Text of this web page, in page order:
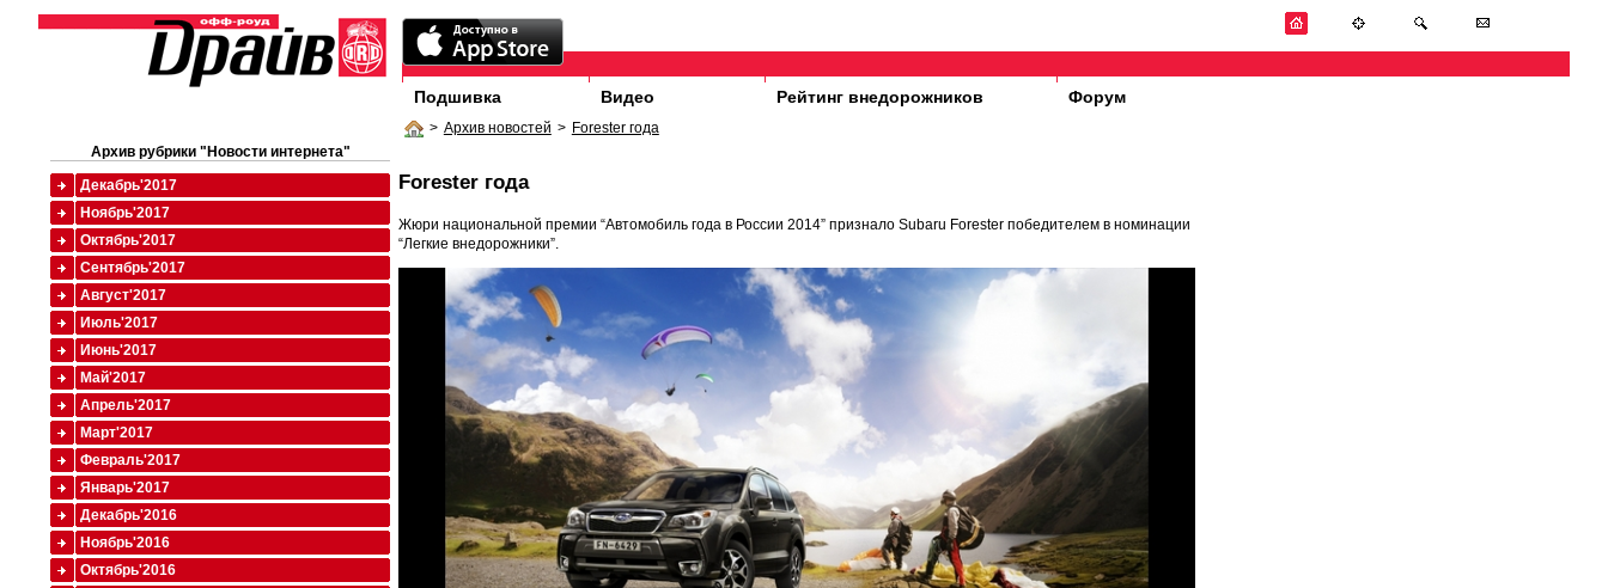
Подшивка Видео Рейтинг внедорожников Форум
> Архив новостей > Forester года
Forester года
Жюри национальной премии “Автомобиль года в России 2014” признало Subaru Forester победителем в номинации
“Легкие внедорожники”.
Архив рубрики "Новости интернета"
Декабрь'2017
Ноябрь'2017
Октябрь'2017
Сентябрь'2017
Август'2017
Июль'2017
Июнь'2017
Май'2017
Апрель'2017
Март'2017
Февраль'2017
Январь'2017
Декабрь'2016
Ноябрь'2016
Октябрь'2016